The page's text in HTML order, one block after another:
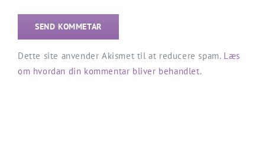
Dette site anvender Akismet til at reducere spam. Læs
om hvordan din kommentar bliver behandlet.